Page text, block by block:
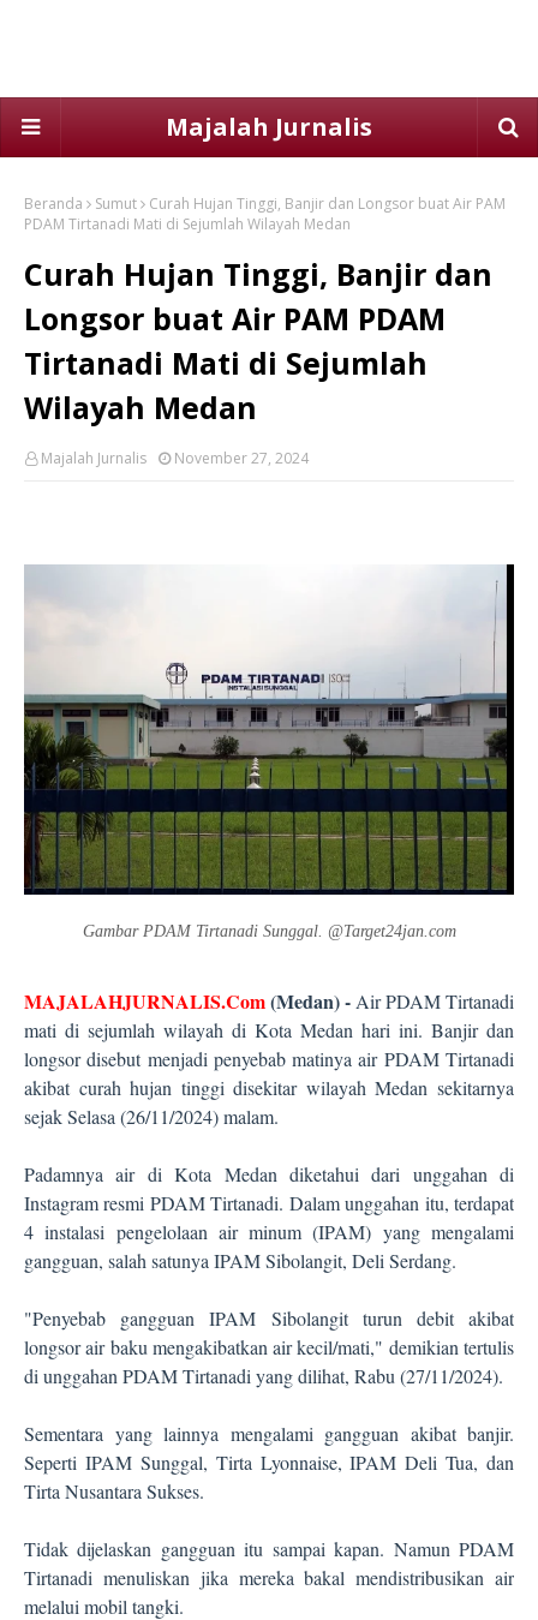
Majalah Jurnalis
Beranda Sumut
Curah Hujan Tinggi, Banjir dan Longsor buat Air PAM
PDAM Tirtanadi Mati di Sejumlah Wilayah Medan
Curah Hujan Tinggi, Banjir dan
Longsor buat Air PAM PDAM
Tirtanadi Mati di Sejumlah
Wilayah Medan
Majalah Jurnalis November 27, 2024
Gambar PDAM Tirtanadi Sunggal. @Target24jan.com
MAJALAHJURNALIS.Com(Medan) - Air PDAM Tirtanadi
mati di sejumlah wilayah di Kota Medan hari ini. Banjir dan
longsor disebut menjadi penyebab matinya air PDAM Tirtanadi
akibat curah hujan tinggi disekitar wilayah Medan sekitarnya
sejak Selasa (26/11/2024) malam.
Padamnya air di Kota Medan diketahui dari unggahan di
Instagram resmi PDAM Tirtanadi. Dalam unggahan itu, terdapat
4 instalasi pengelolaan air minum (IPAM) yang mengalami
gangguan, salah satunya IPAM Sibolangit, Deli Serdang.
"Penyebab gangguan IPAM Sibolangit turun debit akibat
longsor air baku mengakibatkan air kecil/mati," demikian tertulis
di unggahan PDAM Tirtanadi yang dilihat, Rabu (27/11/2024).
Sementara yang lainnya mengalami gangguan akibat banjir.
Seperti IPAM Sunggal, Tirta Lyonnaise, IPAM Deli Tua, dan
Tirta Nusantara Sukses.
Tidak dijelaskan gangguan itu sampai kapan. Namun PDAM
Tirtanadi menuliskan jika mereka bakal mendistribusikan air
melalui mobil tangki.